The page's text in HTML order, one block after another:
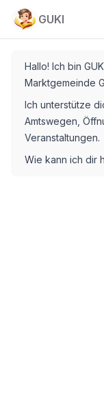
GUKI
Hallo! Ich bin
Marktgemeinde
Ich unterstütze
Amtswegen,
Veranstaltungen.
Wie kann ich dir